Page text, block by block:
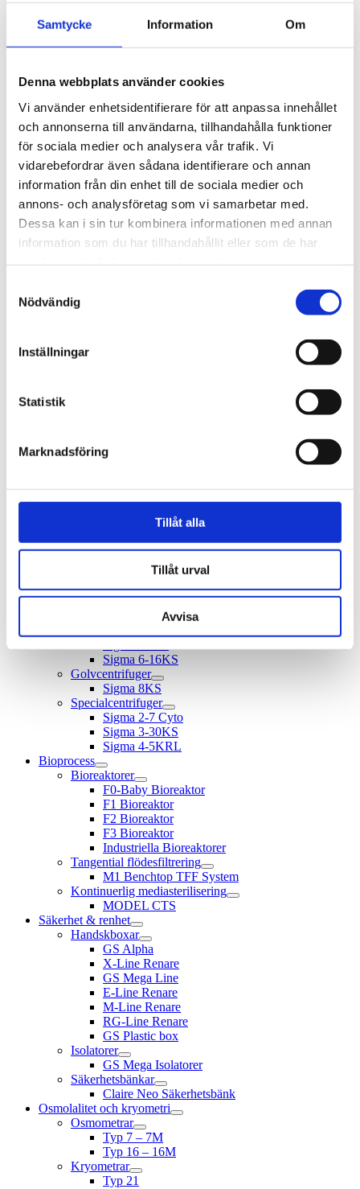
Samtycke Information Om
Denna webbplats använder cookies
Vi använder enhetsidentifierare för att anpassa innehållet
och annonserna till användarna, tillhandahålla funktioner
för sociala medier och analysera vår trafik. Vi
vidarebefordrar även sådana identifierare och annan
information från din enhet till de sociala medier och
annons- och analysföretag som vi samarbetar med.
Dessa kan i sin tur kombinera informationen med annan
information som du har tillhandahållit eller som de har
Nödvändig
Inställningar
Statistik
Marknadsföring
Tillåt alla
Tillåt urval
Avvisa
Alpha 1-4 2-4 LSCbasic
Alpha 1-4 2-4 LSC Plus
Beta 1-8 2-8 LSC Basic
Delta 2-24 LSC Plus
Pilotfrystorkar
Epsilon 1-4 2-4 LSC Plus
Epsilon 2-10 LSC Plus
Produktionsfrystorkar
Enkammarsystem
Frystorkningstillbehör
Lyoprotect
Skalfrysar & filterflaskor
Vialer & stoppers
Bänkcentrifuger
Sigma 2-16KL
Sigma 3-16T
Sigma 3-17KT
Sigma 3-16L
Sigma 3-18KS
Sigma 4-5L
Sigma 4-5KL
Sigma 4-16S
Sigma 6-16KS
Golvcentrifuger
Sigma 8KS
Specialcentrifuger
Sigma 2-7 Cyto
Sigma 3-30KS
Sigma 4-5KRL
Bioprocess
Bioreaktorer
F0-Baby Bioreaktor
F1 Bioreaktor
F2 Bioreaktor
F3 Bioreaktor
Industriella Bioreaktorer
Tangential flödesfiltrering
M1 Benchtop TFF System
Kontinuerlig mediasterilisering
MODEL CTS
Säkerhet & renhet
Handskboxar
GS Alpha
X-Line Renare
GS Mega Line
E-Line Renare
M-Line Renare
RG-Line Renare
GS Plastic box
Isolatorer
GS Mega Isolatorer
Säkerhetsbänkar
Claire Neo Säkerhetsbänk
Osmolalitet och kryometri
Osmometrar
Typ 7 – 7M
Typ 16 – 16M
Kryometrar
Typ 21